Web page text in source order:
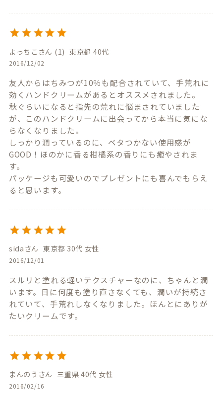
よっちこ 1 東京都 40代
2016/12/02
友人からはちみつが10％も配合されていて、手荒れに
効くハンドクリームがあるとオススメされました。
秋ぐらいになると指先の荒れに悩まされていました
が、このハンドクリームに出会ってから本当に気にな
らなくなりました。
しっかり潤っているのに、ベタつかない使用感が
GOOD！ほのかに香る柑橘系の香りにも癒やされま
す。
パッケージも可愛いのでプレゼントにも喜んでもらえ
ると思います。
sida 東京都 30代 女性
2016/12/01
スルリと塗れる軽いテクスチャーなのに、ちゃんと潤
います。日に何度も塗り直さなくても、潤いが持続さ
れていて、手荒れしなくなりました。ほんとにありが
たいクリームです。
まんのう 三重県 40代 女性
2016/02/16